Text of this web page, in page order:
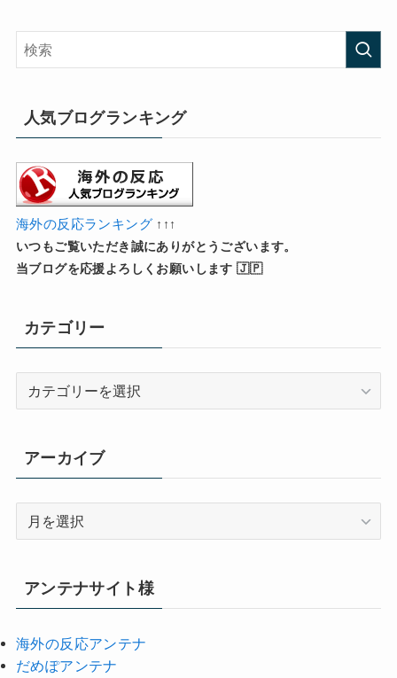
人気ブログランキング
海外の反応ランキング ↑↑↑
いつもご覧いただき誠にありがとうございます。
当ブログを応援よろしくお願いします 🇯🇵
カテゴリー
ー
アーカイブ
ブ
アンテナサイト様
海外の反応アンテナ
だめぽアンテナ